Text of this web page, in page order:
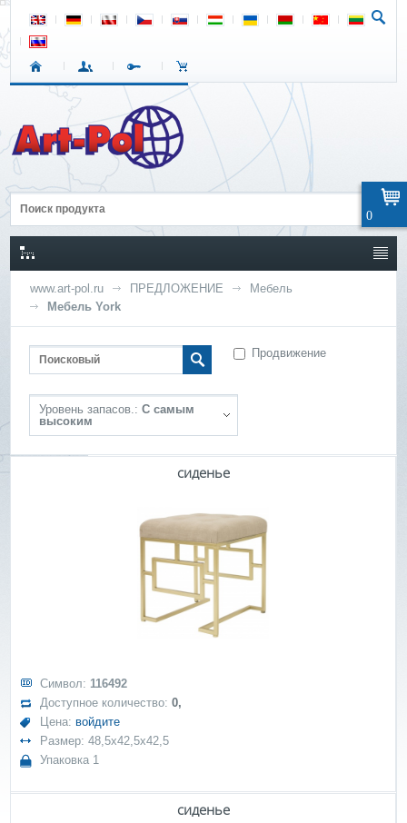
www.art-pol.ru ПРЕДЛОЖЕНИЕ
Мебель
Мебель York
Продвижение
Уровень запасов.: С самым
высоким
сиденье
Символ: 116492
Доступное количество:0,
Цена: войдите
Размер: 48,5x42,5x42,5
Упаковка 1
сиденье
0